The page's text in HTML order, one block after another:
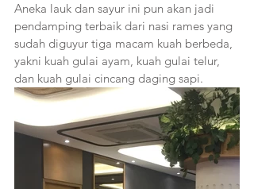
Aneka lauk dan sayur ini pun akan jadi
pendamping terbaik dari nasi rames yang
sudah diguyur tiga macam kuah berbeda,
yakni kuah gulai ayam, kuah gulai telur,
dan kuah gulai cincang daging sapi.